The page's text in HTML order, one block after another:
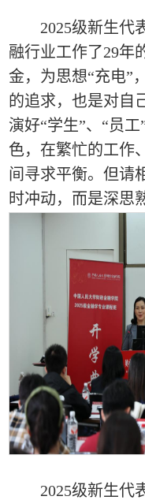
2025级新生代
融行业工作了29年
金，为思想“充电”
的追求，也是对自
演好“学生”、“员
色，在繁忙的工作
间寻求平衡。但请
时冲动，而是深思
2025级新生代